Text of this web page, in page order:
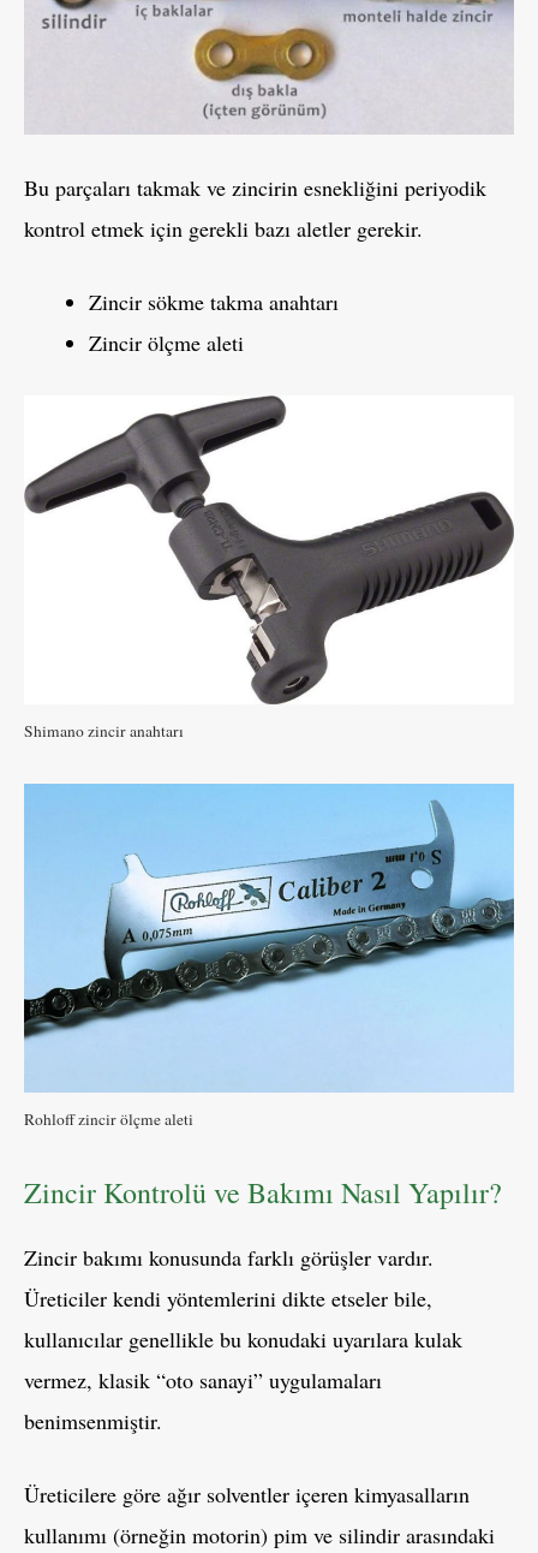
Bu parçaları takmak ve zincirin esnekliğini periyodik
kontrol etmek için gerekli bazı aletler gerekir.
Zincir sökme takma anahtarı
Zincir ölçme aleti
Shimano zincir anahtarı
Rohloff zincir ölçme aleti
Zincir Kontrolü ve Bakımı Nasıl Yapılır?
Zincir bakımı konusunda farklı görüşler vardır.
Üreticiler kendi yöntemlerini dikte etseler bile,
kullanıcılar genellikle bu konudaki uyarılara kulak
vermez, klasik “oto sanayi” uygulamaları
benimsenmiştir.
Üreticilere göre ağır solventler içeren kimyasalların
kullanımı (örneğin motorin) pim ve silindir arasındaki